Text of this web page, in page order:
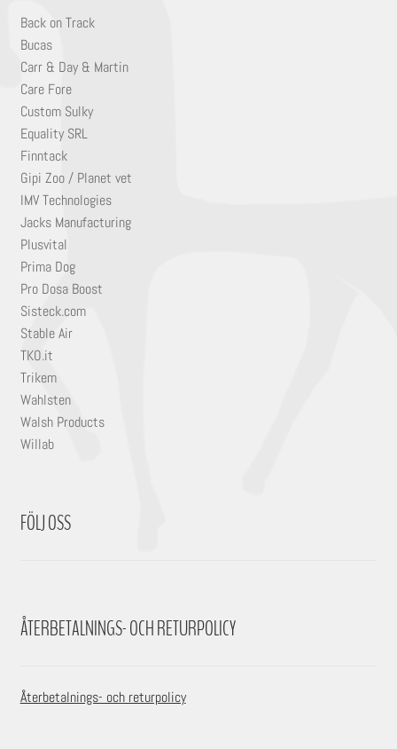
Back on Track
Bucas
Carr & Day & Martin
Care Fore
Custom Sulky
Equality SRL
Finntack
Gipi Zoo / Planet vet
IMV Technologies
Jacks Manufacturing
Plusvital
Prima Dog
Pro Dosa Boost
Sisteck.com
Stable Air
TKO.it
Trikem
Wahlsten
Walsh Products
Willab
FÖLJ OSS
ÅTERBETALNINGS- OCH RETURPOLICY
Återbetalnings- och returpolicy